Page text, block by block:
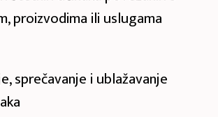
proizvodima ili uslugama
sprečavanje i ublažavanje